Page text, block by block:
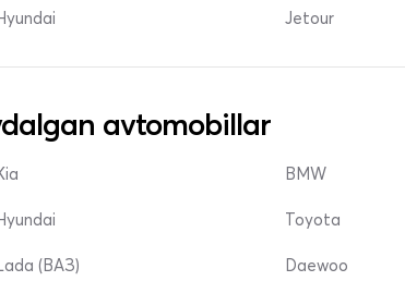
Jetour
avtomobillar
(ВАЗ)
BMW
Toyota
Daewoo